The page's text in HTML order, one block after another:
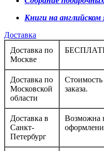
Книги на английском
Доставка
Доставка по
Москве
Доставка по
Московской
области
заказа.
Доставка в
Санкт-
Петербург
Возможна